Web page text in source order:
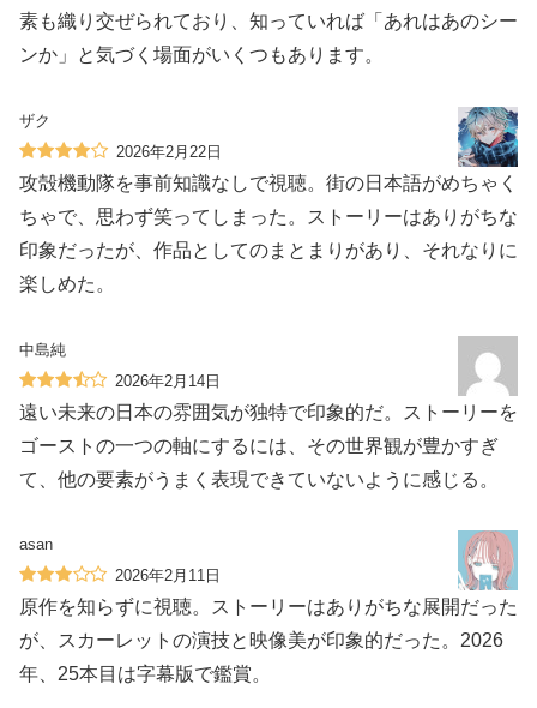
素も織り交ぜられており、知っていれば「あれはあのシー
ンか」と気づく場面がいくつもあります。
ザク
2026年2月22日
攻殻機動隊を事前知識なしで視聴。街の日本語がめちゃく
ちゃで、思わず笑ってしまった。ストーリーはありがちな
印象だったが、作品としてのまとまりがあり、それなりに
楽しめた。
中島純
2026年2月14日
遠い未来の日本の雰囲気が独特で印象的だ。ストーリーを
ゴーストの一つの軸にするには、その世界観が豊かすぎ
て、他の要素がうまく表現できていないように感じる。
asan
2026年2月11日
原作を知らずに視聴。ストーリーはありがちな展開だった
が、スカーレットの演技と映像美が印象的だった。2026
年、25本目は字幕版で鑑賞。